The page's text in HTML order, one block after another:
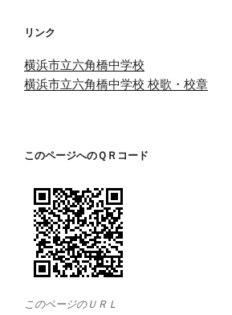
リンク
横浜市立六角橋中学校
横浜市立六角橋中学校 校歌・校章
このページへのＱＲコード
このページのＵＲＬ